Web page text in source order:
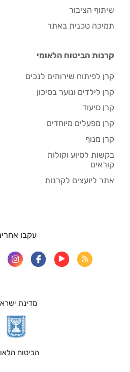
שיתוף הציבור
תמיכה טכנית באתר
קרנות הביטוח הלאומי
קרן לפיתוח שירותים לנכים
קרן לילדים ונוער בסיכון
קרן סיעוד
קרן מפעלים מיוחדים
קרן מנוף
בקשות לסיוע וקולות
קוראים
אתר ליועצים לקרנות
מדינת ישראל
הביטוח הלאומי
עקבו אחרינו